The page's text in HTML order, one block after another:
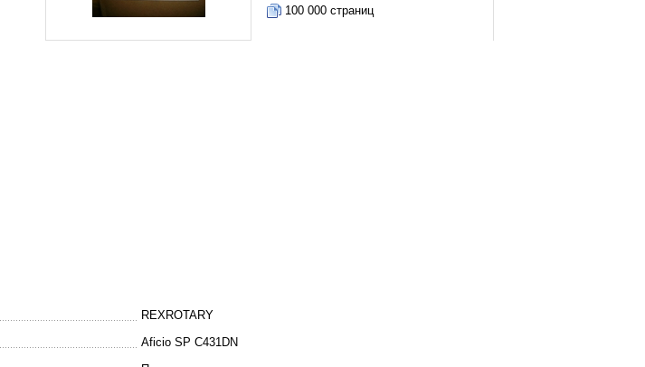
100 000 страниц
REXROTARY
Aficio SP C431DN